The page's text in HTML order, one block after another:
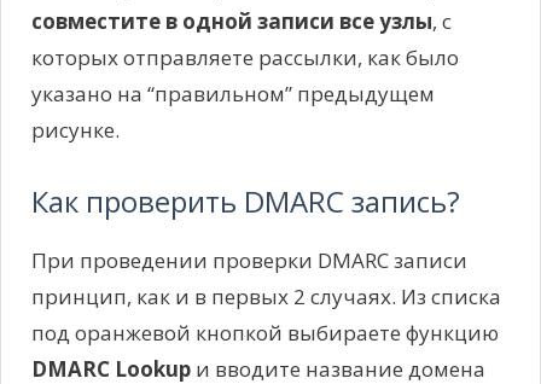
совместите в одной записи все узлы, с
которых отправляете рассылки, как было
указано на “правильном” предыдущем
рисунке.
Как проверить DMARC запись?
При проведении проверки DMARC записи
принцип, как и в первых 2 случаях. Из списка
под оранжевой кнопкой выбираете функцию
DMARC Lookup и вводите название домена